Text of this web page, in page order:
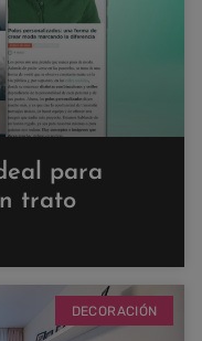
para
trato
DECORACIÓN